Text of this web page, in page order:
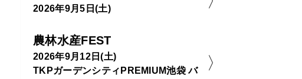
2026年9月5日(土)
農林水産FEST
2026年9月12日(土)
TKPガーデンシティPREMIUM池袋 バ